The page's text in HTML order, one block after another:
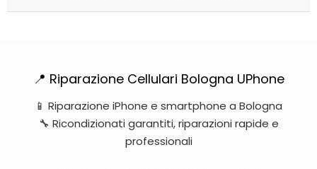
📍 Riparazione Cellulari Bologna UPhone
📱 Riparazione iPhone e smartphone a Bologna
🔧 Ricondizionati garantiti, riparazioni rapide e
professionali